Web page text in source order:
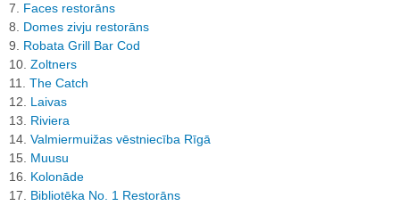
7. Faces restorāns
8. Domes zivju restorāns
9. Robata Grill Bar Cod
10. Zoltners
11. The Catch
12. Laivas
13. Riviera
14. Valmiermuižas vēstniecība Rīgā
15. Muusu
16. Kolonāde
17. Bibliotēka No. 1 Restorāns